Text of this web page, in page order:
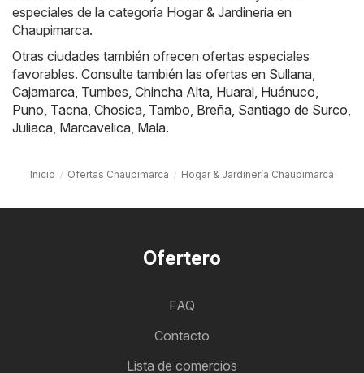
especiales de la categoría Hogar & Jardinería en
Chaupimarca.
Otras ciudades también ofrecen ofertas especiales
favorables. Consulte también las ofertas en Sullana
Cajamarca Tumbes Chincha Alta Huaral Huánuco
Puno Tacna Chosica Tambo Breña Santiago de Surco
Juliaca Marcavelica Mala.
Inicio Ofertas Chaupimarca Hogar & Jardinería Chaupimarca
Ofertero
FAQ
Contacto
Lista de comercios